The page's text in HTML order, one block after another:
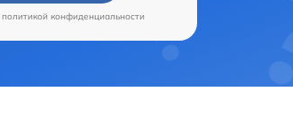
политикой конфиденциальности